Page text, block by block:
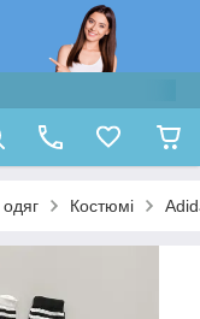
Костюмі